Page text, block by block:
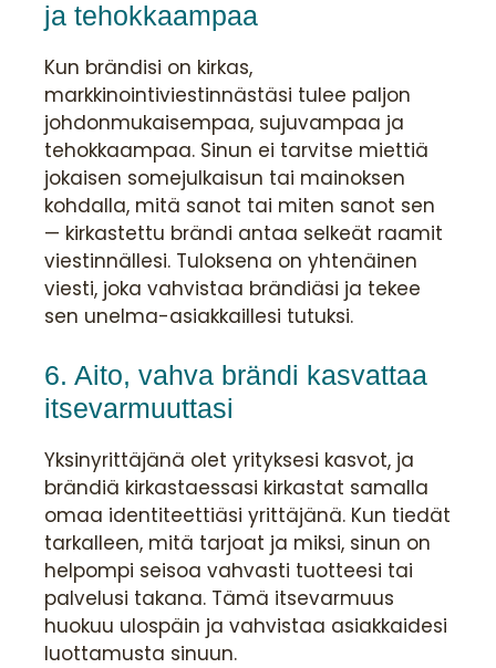
ja tehokkaampaa
Kun brändisi on kirkas,
markkinointiviestinnästäsi tulee paljon
johdonmukaisempaa, sujuvampaa ja
tehokkaampaa. Sinun ei tarvitse miettiä
jokaisen somejulkaisun tai mainoksen
kohdalla, mitä sanot tai miten sanot sen
— kirkastettu brändi antaa selkeät raamit
viestinnällesi. Tuloksena on yhtenäinen
viesti, joka vahvistaa brändiäsi ja tekee
sen unelma-asiakkaillesi tutuksi.
6. Aito, vahva brändi kasvattaa
itsevarmuuttasi
Yksinyrittäjänä olet yrityksesi kasvot, ja
brändiä kirkastaessasi kirkastat samalla
omaa identiteettiäsi yrittäjänä. Kun tiedät
tarkalleen, mitä tarjoat ja miksi, sinun on
helpompi seisoa vahvasti tuotteesi tai
palvelusi takana. Tämä itsevarmuus
huokuu ulospäin ja vahvistaa asiakkaidesi
luottamusta sinuun.